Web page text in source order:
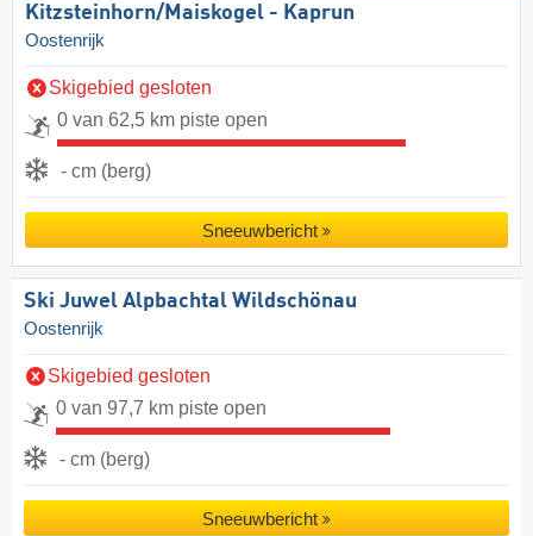
Kitzsteinhorn/​Maiskogel - Kaprun
Oostenrijk
Skigebied gesloten
0 van 62,5 km piste open
- cm (berg)
Sneeuwbericht
Ski Juwel Alpbachtal Wildschönau
Oostenrijk
Skigebied gesloten
0 van 97,7 km piste open
- cm (berg)
Sneeuwbericht